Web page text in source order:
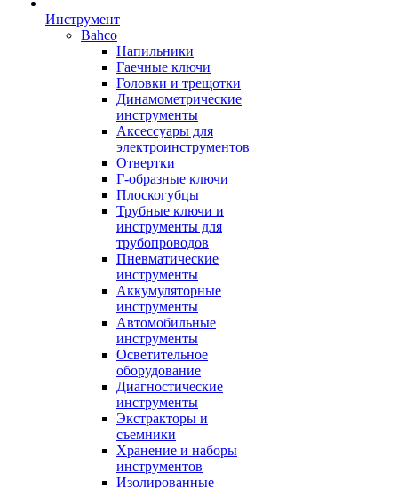
Инструмент
Bahco
Напильники
Гаечные ключи
Головки и трещотки
Динамометрические
инструменты
Аксессуары для
электроинструментов
Отвертки
Г-образные ключи
Плоскогубцы
Трубные ключи и
инструменты для
трубопроводов
Пневматические
инструменты
Аккумуляторные
инструменты
Автомобильные
инструменты
Осветительное
оборудование
Диагностические
инструменты
Экстракторы и
съемники
Хранение и наборы
инструментов
Изолированные